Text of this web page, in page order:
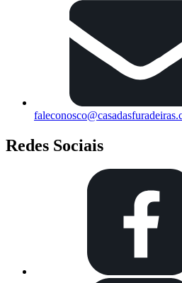
Redes Sociais